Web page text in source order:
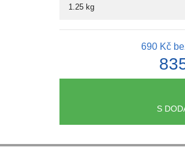
1.25 kg
690 Kč
S